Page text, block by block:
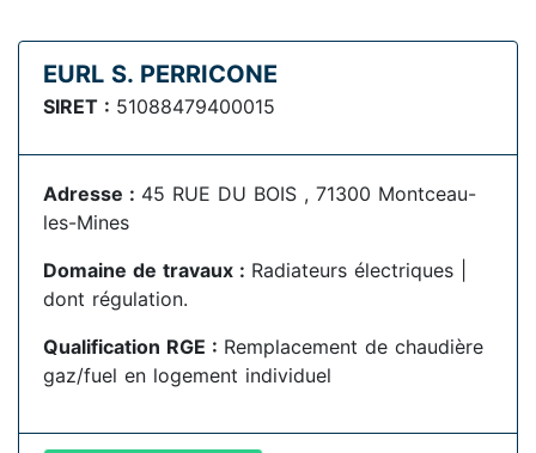
EURL S. PERRICONE
SIRET : 51088479400015
Adresse : 45 RUE DU BOIS , 71300 Montceau-
les-Mines
Domaine de travaux : Radiateurs électriques |
dont régulation.
Qualification RGE : Remplacement de chaudière
gaz/fuel en logement individuel